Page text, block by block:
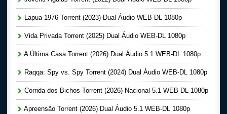
Lapua 1976 Torrent (2023) Dual Áudio WEB-DL 1080p
Vida Privada Torrent (2025) Dual Áudio WEB-DL 1080p
A Última Casa Torrent (2026) Dual Áudio 5.1 WEB-DL 1080p
Raqqa: Spy vs. Spy Torrent (2024) Dual Áudio WEB-DL 1080p
Corrida dos Bichos Torrent (2026) Nacional 5.1 WEB-DL 1080p
Apreensão Torrent (2026) Dual Áudio 5.1 WEB-DL 1080p